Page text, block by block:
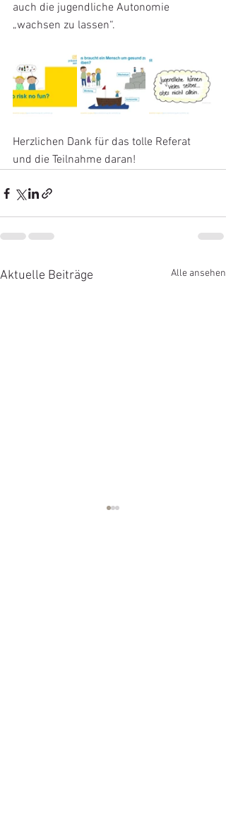
auch die jugendliche Autonomie
„wachsen zu lassen“.
Herzlichen Dank für das tolle Referat
und die Teilnahme daran!
Aktuelle Beiträge Alle ansehen